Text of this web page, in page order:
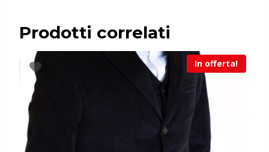
Prodotti correlati
In offerta!